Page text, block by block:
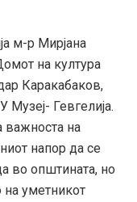
м-р Мирјана
на култура
Каракабаков,
Музеј- Гевгелија.
важноста на
напор да се
во општината, но
на уметникот